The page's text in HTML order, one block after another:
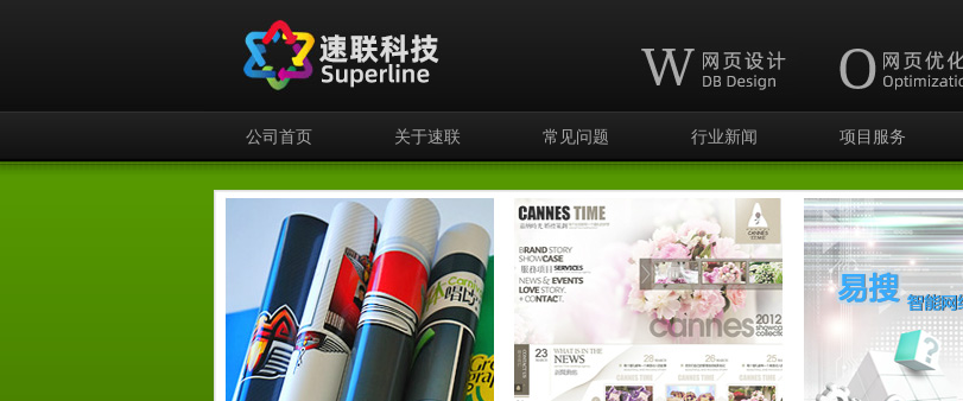
公司首页 关于速联 常见问题 行业新闻 项目服务